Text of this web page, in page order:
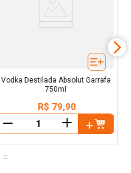
Vodka Destilada Absolut Garrafa
750ml
R$ 79,90
＋